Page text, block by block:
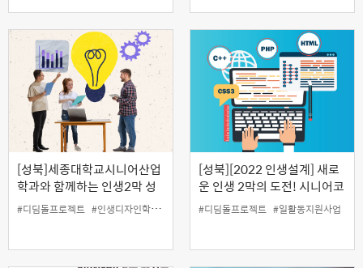
[성북]세종대학교시니어산업
학과와 함께하는 인생2막 성
공 스토리 (청년창업가의 이커
머스시장 창업 성공기 )
#디딤돌프로젝트 #인생디자인학교 #일활동지원사업
[성북][2022 인생설계] 새로
운 인생 2막의 도전! 시니어코
딩 기초개념 완벽 정리반
#디딤돌프로젝트 #일활동지원사업